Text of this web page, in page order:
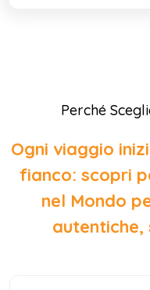
Perché
Ogni viaggio
fianco: scopri
nel Mondo
autentiche,